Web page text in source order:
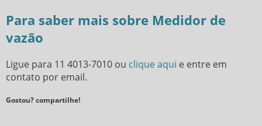
Para saber mais sobre Medidor de
vazão
Ligue para 11 4013-7010 ou clique aqui e entre em
contato por email.
Gostou? compartilhe!